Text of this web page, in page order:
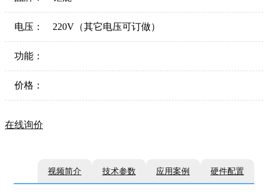
电压： 220V（其它电压可订做）
功能：
价格：
在线询价
视频简介 技术参数 应用案例 硬件配置